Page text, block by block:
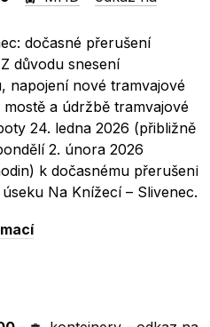
dočasné přerušení
důvodu snesení
napojení nové tramvajové
a údržbě tramvajové
24. ledna 2026 (přibližně
2. února 2026
k dočasnému přerušení
Na Knížecí – Slivenec.